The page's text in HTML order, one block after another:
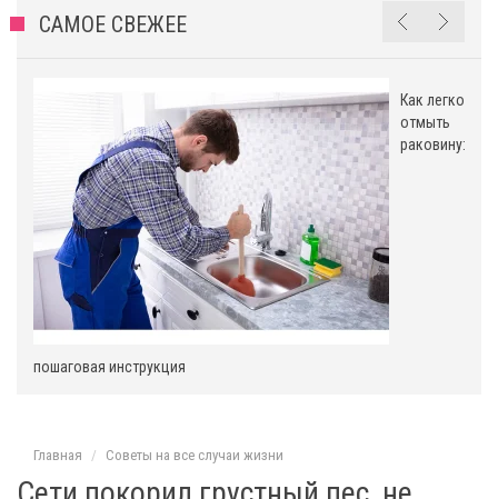
САМОЕ СВЕЖЕЕ
Как легко
отмыть
раковину:
пошаговая инструкция
Главная Советы на все случаи жизни